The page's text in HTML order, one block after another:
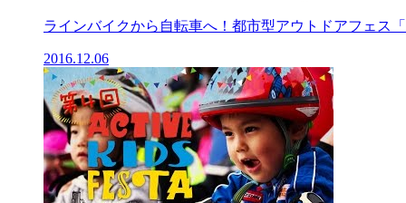
ラインバイクから自転車へ！都市型アウトドアフェス
2016.12.06